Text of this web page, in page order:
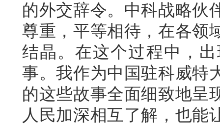
的外交辞令。中科战略伙
尊重，平等相待，在各领
结晶。在这个过程中，
事。我作为中国驻科威特
的这些故事全面细致地呈
人民加深相互了解，也能